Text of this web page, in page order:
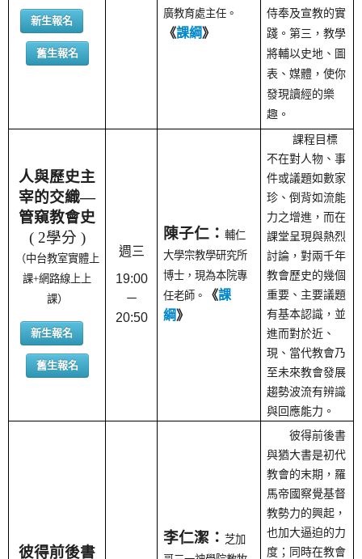
新生報名
舊生報名
廣教育處主任。
《課綱》
侍奉及宣教的實
踐。第三，教學
將輔以史地、圖
表、媒體，使你
發現讀經的樂
趣。
人與歷史主
宰的交織—
管窺教會史
( 2學分 )
（中台教室實體上
課+網路線上上
課）
新生報名
舊生報名
週三
19:00
－
20:50
陳子仁：輔仁
大學宗教學研究所
博士，現為本院專
任老師。
《課
綱》
課程目標
不在對人物、事
件或議題如數家
珍、倒背如流能
力之增進，而在
課堂呈現與熱烈
討論，對兩千年
教會歷史的幾個
重要、主要議題
有基本認識，並
進而對於近、
現、當代教會乃
至未來教會發展
趨勢波流有辨識
與回應能力。
彼得前後書
李仁潔 ：芝加
彼得前後書
與猶大書是初代
教會的末期，羅
馬帝國察覺基督
教勢力的興起，
也加大逼迫的力
度；同時在教會